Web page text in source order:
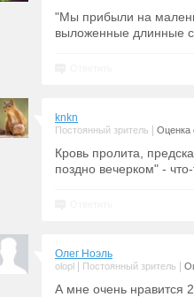
"Мы прибыли на
выложенные длинные
knkn
Постоянный зритель Оценка
Кровь пролита,
поздно вечерком" -
Олег Ноэль
olopl Постоянный зритель
А мне очень нравится